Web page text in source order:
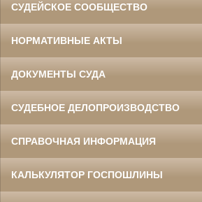
СУДЕЙСКОЕ СООБЩЕСТВО
НОРМАТИВНЫЕ АКТЫ
ДОКУМЕНТЫ СУДА
СУДЕБНОЕ ДЕЛОПРОИЗВОДСТВО
СПРАВОЧНАЯ ИНФОРМАЦИЯ
КАЛЬКУЛЯТОР ГОСПОШЛИНЫ